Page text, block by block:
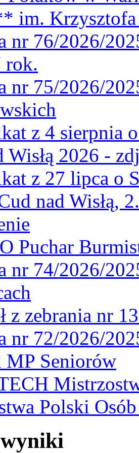
im. Krzysztofa
nr 76/2026/
rok.
nr 75/2026/
z 4 sierpnia
Wisłą 2026 -
z 27 lipca o
nad Wisłą,
Puchar
nr 74/2026/
z zebrania nr
nr 72/2026/
Seniorów
Polski